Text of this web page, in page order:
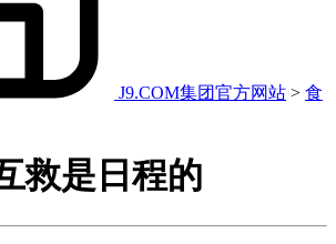
J9.COM集团官方网站 > 食
救是日程的